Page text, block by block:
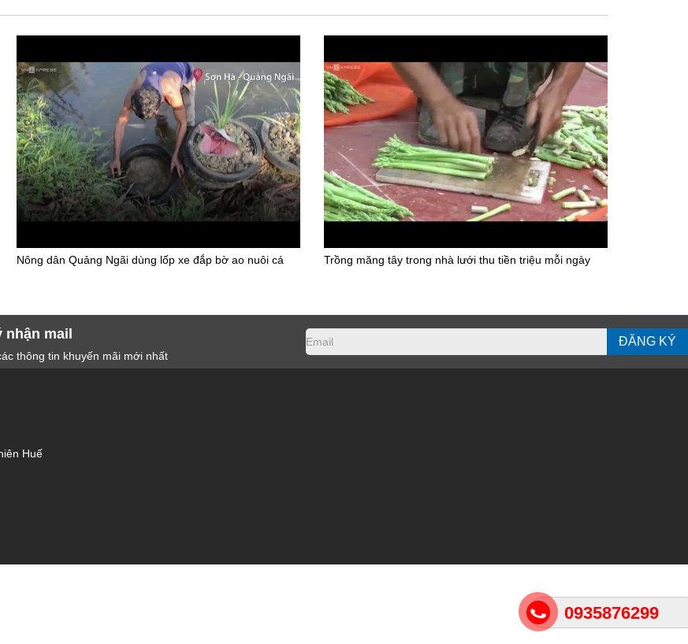
Nông dân Quảng Ngãi dùng lốp xe đắp bờ ao nuôi cá Trồng măng tây trong nhà lưới thu tiền triệu mỗi ngày
nhận mail
thông tin khuyến mãi mới nhất
ĐĂNG KÝ
Huế
0935876299